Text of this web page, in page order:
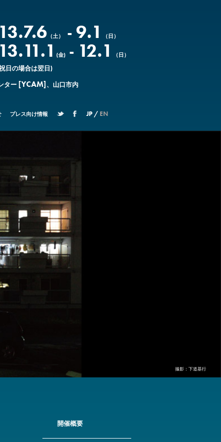
（土） - 9.1 （日）
(金) - 12.1 （日）
日の場合は翌日)
ター [YCAM] 、山口市内
プレス向け情報 JP / EN
撮影：下道基行
開催概要